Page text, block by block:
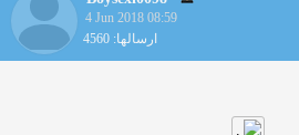
4 Jun 2018 08:59
ارسالها: 4560